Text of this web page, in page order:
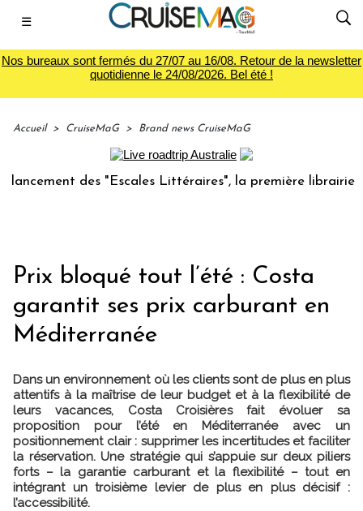
☰
Nos bureaux sont fermés du 27/07 au 16/08. Retour de la newsletter
quotidienne le 24/08/2026. Bel été !
Accueil > CruiseMaG > Brand news CruiseMaG
des "Escales Littéraires", la première librairie du
Prix bloqué tout l’été : Costa
garantit ses prix carburant en
Méditerranée
Dans un environnement où les clients sont de plus en plus
attentifs à la maîtrise de leur budget et à la flexibilité de
leurs vacances, Costa Croisières fait évoluer sa
proposition pour l’été en Méditerranée avec un
positionnement clair : supprimer les incertitudes et faciliter
la réservation. Une stratégie qui s’appuie sur deux piliers
forts – la garantie carburant et la flexibilité – tout en
intégrant un troisième levier de plus en plus décisif :
l’accessibilité.